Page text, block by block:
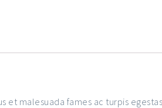
malesuada fames ac turpis